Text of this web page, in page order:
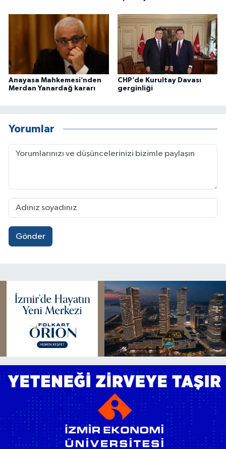
Anayasa Mahkemesi’nden
Merdan Yanardağ kararı
CHP’de Kurultay Davası
gerginliği
Yorumlar
Gönder